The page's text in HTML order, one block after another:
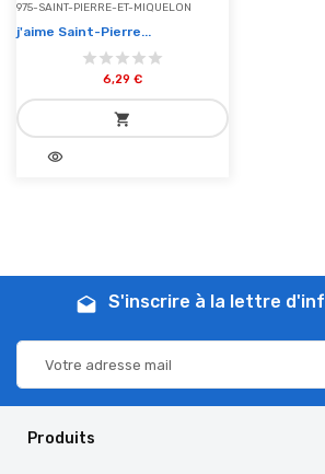
975-SAINT-PIERRE-ET-MIQUELON
j'aime Saint-Pierre...
6,29 €
shopping_cart
add_shopping_cartvisibility
drafts S'inscrire à la lettre
Produits